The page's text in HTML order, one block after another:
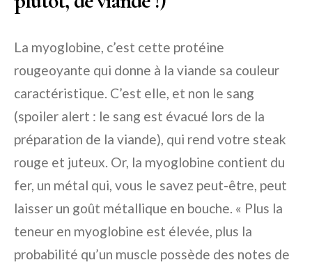
La myoglobine, c’est cette protéine
rougeoyante qui donne à la viande sa couleur
caractéristique. C’est elle, et non le sang
(spoiler alert : le sang est évacué lors de la
préparation de la viande), qui rend votre steak
rouge et juteux. Or, la myoglobine contient du
fer, un métal qui, vous le savez peut-être, peut
laisser un goût métallique en bouche. « Plus la
teneur en myoglobine est élevée, plus la
probabilité qu’un muscle possède des notes de